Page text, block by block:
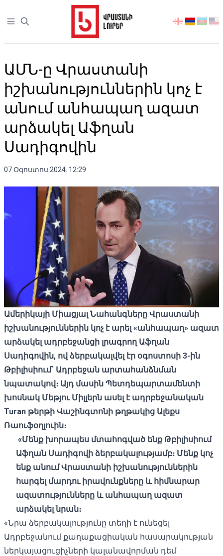
Open sidebar
აირჩიეთ
ԱՄՆ-ը Վրաստանի
իշխանություններին կոչ է
անում անհապաղ ազատ
արձակել Աֆղան
Սադիգովին
07 Օգոստոս 2024. 12:29
Ամերիկայի Միացյալ Նահանգները Վրաստանի
իշխանություններին կոչ է արել «անհապաղ» ազատ
արձակել ադրբեջանցի լրագրող Աֆղան
Սադիգովին, ով ձերբակալվել էր օգոստոսի 3-ին
Թբիլիսիում` Ադրբեջան արտահանձնման
նպատակով։ Այդ մասին Պետդեպարտամենտի
խոսնակ Մեթյու Միլլերն ասել է ադրբեջանական
Turan թերթի Վաշինգտոնի թղթակից Ալեքս
Ռաուֆօղլուին։
«Մենք խորապես մտահոգված ենք Թբիլիսիում
Աֆղան Սադիգովի ձերբակալությամբ։ Մենք կոչ
ենք անում Վրաստանի իշխանություններին
հարգել մարդու իրավունքները և հիմնարար
ազատությունները և անհապաղ ազատ
արձակել նրան։
«Նրա ձերբակալությունը տեղի է ունեցել
Ադրբեջանում քաղաքացիական հասարակության
ներկայացուցիչների կալանավորման դեմ